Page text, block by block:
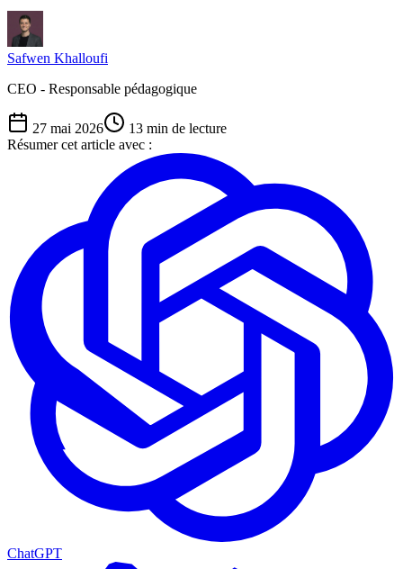
Safwen Khalloufi
CEO - Responsable pédagogique
27 mai 2026 13 min de lecture
Résumer cet article avec :
ChatGPT